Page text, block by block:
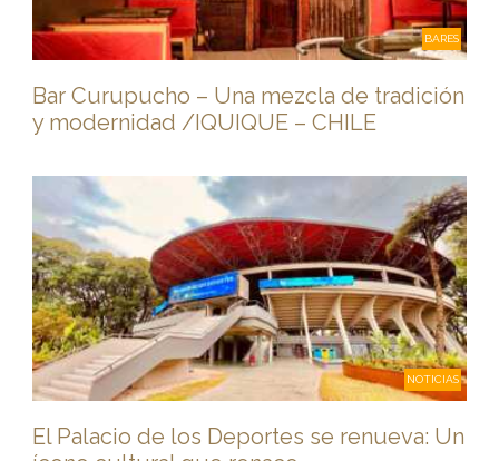
BARES
Bar Curupucho – Una mezcla de tradición
y modernidad /IQUIQUE – CHILE
NOTICIAS
El Palacio de los Deportes se renueva: Un